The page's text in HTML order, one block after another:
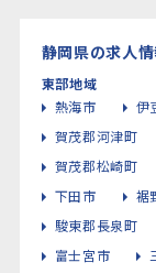
静岡県の求人
東部地域
熱海市
伊
賀茂郡河津町
賀茂郡松崎町
下田市
裾
駿東郡長泉町
富士宮市